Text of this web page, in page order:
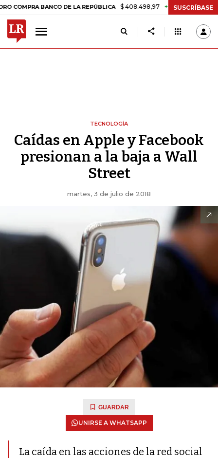
BANCO DE LA REPÚBLICA $ 408.498,97 +$ 8.753,81 +2,19%
SUSCRÍBASE
TECNOLOGÍA
Caídas en Apple y Facebook
presionan a la baja a Wall
Street
martes, 3 de julio de 2018
GUARDAR
UNIRSE A WHATSAPP
La caída en las acciones de la red social